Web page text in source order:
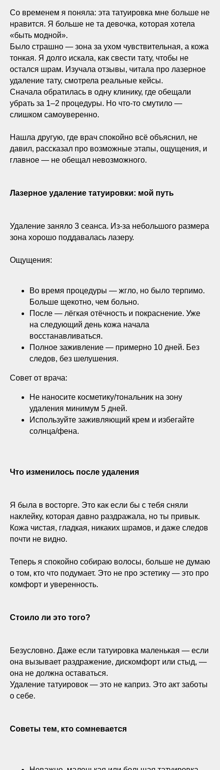
Со временем я поняла: эта татуировка мне больше не
нравится. Я больше не та девочка, которая хотела
«быть модной».
Было страшно — зона за ухом чувствительная, а кожа
тонкая. Я долго искала, как свести тату, чтобы не
остался шрам. Изучала отзывы, читала про лазерное
удаление тату, смотрела реальные кейсы.
Сначала обратилась в одну клинику, где обещали
убрать за 1–2 процедуры. Но что-то смутило —
слишком самоуверенно.
Нашла другую, где врач спокойно всё объяснил, не
давил, рассказал про возможные этапы, ощущения, и
главное — не обещал невозможного.
Лазерное удаление татуировки: мой путь
Удаление заняло 3 сеанса. Из-за небольшого размера
зона хорошо поддавалась лазеру.
Ощущения:
Во время процедуры — жгло, но было терпимо.
Больше щекотно, чем больно.
После — лёгкая отёчность и покраснение. Уже
на следующий день кожа начала
восстанавливаться.
Полное заживление — примерно 10 дней. Без
следов, без шелушения.
Совет от врача:
Не наносите косметику/тональник на зону
удаления минимум 5 дней.
Используйте заживляющий крем и избегайте
солнца/фена.
Что изменилось после удаления
Я была в восторге. Это как если бы с тебя сняли
наклейку, которая давно раздражала, но ты привык.
Кожа чистая, гладкая, никаких шрамов, и даже следов
почти не видно.
Теперь я спокойно собираю волосы, больше не думаю
о том, кто что подумает. Это не про эстетику — это про
комфорт и уверенность.
Стоило ли это того?
Безусловно. Даже если татуировка маленькая — если
она вызывает раздражение, дискомфорт или стыд, —
она не должна оставаться.
Удаление татуировок — это не каприз. Это акт заботы
о себе.
Советы тем, кто сомневается